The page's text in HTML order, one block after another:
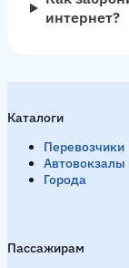
интернет?
Каталоги
Перевозчики
Автовокзалы
Города
Пассажирам